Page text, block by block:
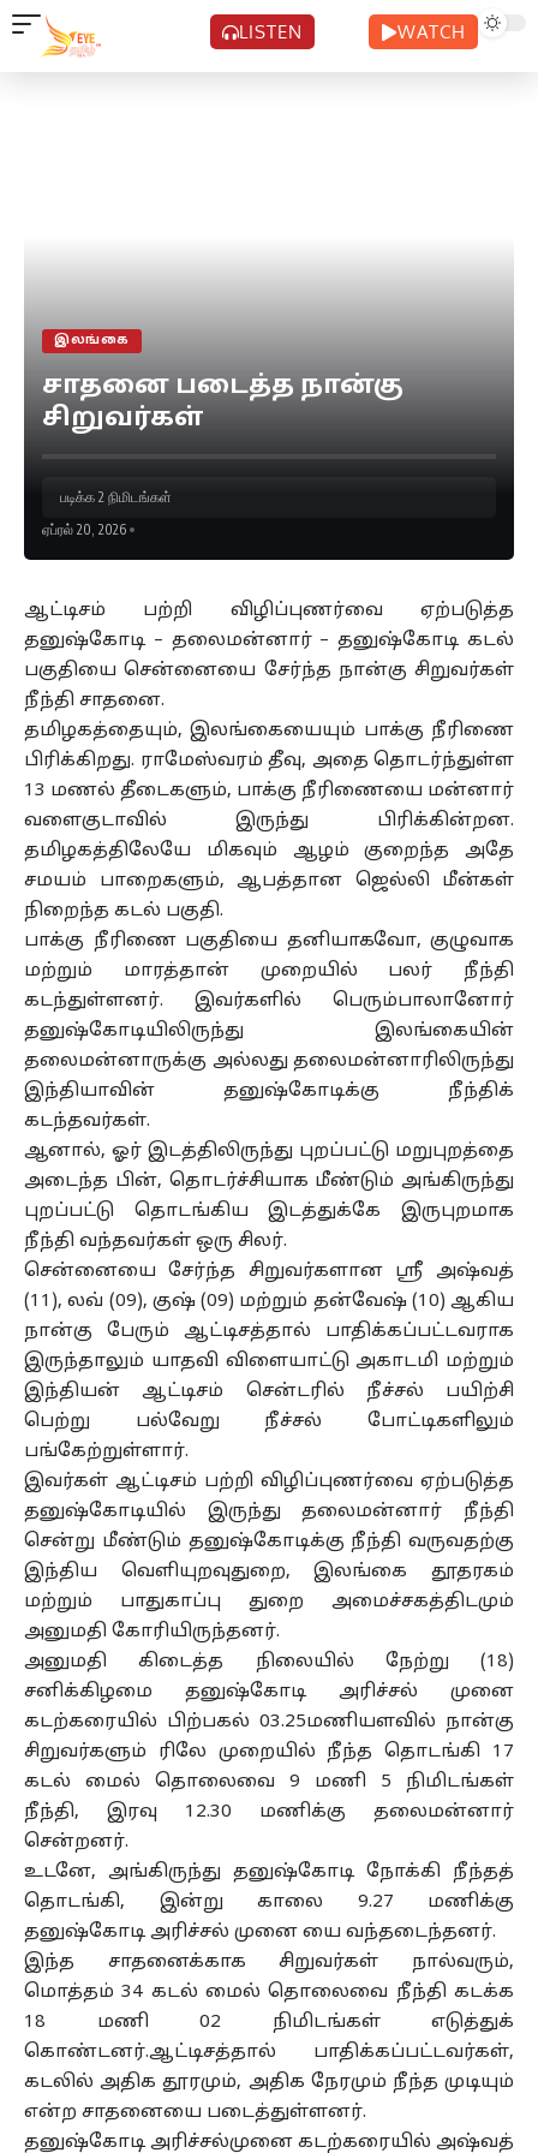
LISTEN WATCH
இலங்கை
சாதனை படைத்த நான்கு
சிறுவர்கள்
ஏப்ரல் 20, 2026
படிக்க 2 நிமிடங்கள்
ஆட்டிசம் பற்றி விழிப்புணர்வை ஏற்படுத்த
தனுஷ்கோடி – தலைமன்னார் – தனுஷ்கோடி கடல்
பகுதியை சென்னையை சேர்ந்த நான்கு சிறுவர்கள்
நீந்தி சாதனை.
தமிழகத்தையும், இலங்கையையும் பாக்கு நீரிணை
பிரிக்கிறது. ராமேஸ்வரம் தீவு, அதை தொடர்ந்துள்ள
13 மணல் தீடைகளும், பாக்கு நீரிணையை மன்னார்
வளைகுடாவில் இருந்து பிரிக்கின்றன.
தமிழகத்திலேயே மிகவும் ஆழம் குறைந்த அதே
சமயம் பாறைகளும், ஆபத்தான ஜெல்லி மீன்கள்
நிறைந்த கடல் பகுதி.
பாக்கு நீரிணை பகுதியை தனியாகவோ, குழுவாக
மற்றும் மாரத்தான் முறையில் பலர் நீந்தி
கடந்துள்ளனர். இவர்களில் பெரும்பாலானோர்
தனுஷ்கோடியிலிருந்து இலங்கையின்
தலைமன்னாருக்கு அல்லது தலைமன்னாரிலிருந்து
இந்தியாவின் தனுஷ்கோடிக்கு நீந்திக்
கடந்தவர்கள்.
ஆனால், ஓர் இடத்திலிருந்து புறப்பட்டு மறுபுறத்தை
அடைந்த பின், தொடர்ச்சியாக மீண்டும் அங்கிருந்து
புறப்பட்டு தொடங்கிய இடத்துக்கே இருபுறமாக
நீந்தி வந்தவர்கள் ஒரு சிலர்.
சென்னையை சேர்ந்த சிறுவர்களான ஸ்ரீ அஷ்வத்
(11), லவ் (09), குஷ் (09) மற்றும் தன்வேஷ் (10) ஆகிய
நான்கு பேரும் ஆட்டிசத்தால் பாதிக்கப்பட்டவராக
இருந்தாலும் யாதவி விளையாட்டு அகாடமி மற்றும்
இந்தியன் ஆட்டிசம் சென்டரில் நீச்சல் பயிற்சி
பெற்று பல்வேறு நீச்சல் போட்டிகளிலும்
பங்கேற்றுள்ளார்.
இவர்கள் ஆட்டிசம் பற்றி விழிப்புணர்வை ஏற்படுத்த
தனுஷ்கோடியில் இருந்து தலைமன்னார் நீந்தி
சென்று மீண்டும் தனுஷ்கோடிக்கு நீந்தி வருவதற்கு
இந்திய வெளியுறவுதுறை, இலங்கை தூதரகம்
மற்றும் பாதுகாப்பு துறை அமைச்சகத்திடமும்
அனுமதி கோரியிருந்தனர்.
அனுமதி கிடைத்த நிலையில் நேற்று (18)
சனிக்கிழமை தனுஷ்கோடி அரிச்சல் முனை
கடற்கரையில் பிற்பகல் 03.25மணியளவில் நான்கு
சிறுவர்களும் ரிலே முறையில் நீந்த தொடங்கி 17
கடல் மைல் தொலைவை 9 மணி 5 நிமிடங்கள்
நீந்தி, இரவு 12.30 மணிக்கு தலைமன்னார்
சென்றனர்.
உடனே, அங்கிருந்து தனுஷ்கோடி நோக்கி நீந்தத்
தொடங்கி, இன்று காலை 9.27 மணிக்கு
தனுஷ்கோடி அரிச்சல் முனை யை வந்தடைந்தனர்.
இந்த சாதனைக்காக சிறுவர்கள் நால்வரும்,
மொத்தம் 34 கடல் மைல் தொலைவை நீந்தி கடக்க
18 மணி 02 நிமிடங்கள் எடுத்துக்
கொண்டனர்.ஆட்டிசத்தால் பாதிக்கப்பட்டவர்கள்,
கடலில் அதிக தூரமும், அதிக நேரமும் நீந்த முடியும்
என்ற சாதனையை படைத்துள்ளனர்.
தனுஷ்கோடி அரிச்சல்முனை கடற்கரையில் அஷ்வத்